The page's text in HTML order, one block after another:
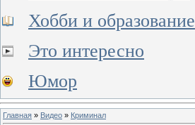
Хобби и образование
Это интересно
Юмор
Главная » Видео » Криминал